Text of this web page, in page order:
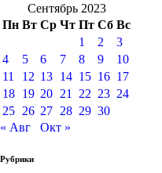
Сентябрь 2023
Пн Вт Ср Чт Пт Сб Вс
1
2
3
4
5 6 7 8 9
10
11
12 13 14 15 16 17
18 19 20 21 22 23 24
25 26 27 28 29 30
« Авг
Окт »
Рубрики